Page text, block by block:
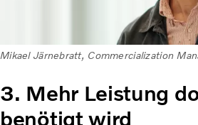
Mikael Järnebratt, Commercialization
3. Mehr Leistung
benötigt wird